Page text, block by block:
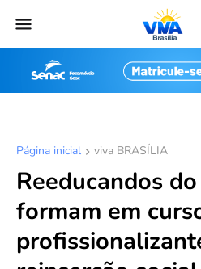
Página inicial viva BRASÍLIA
Reeducandos
formam em